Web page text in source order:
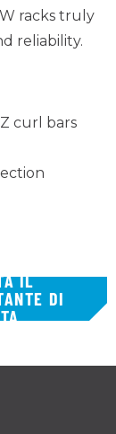
racks truly
reliability.
curl bars
IL
DI